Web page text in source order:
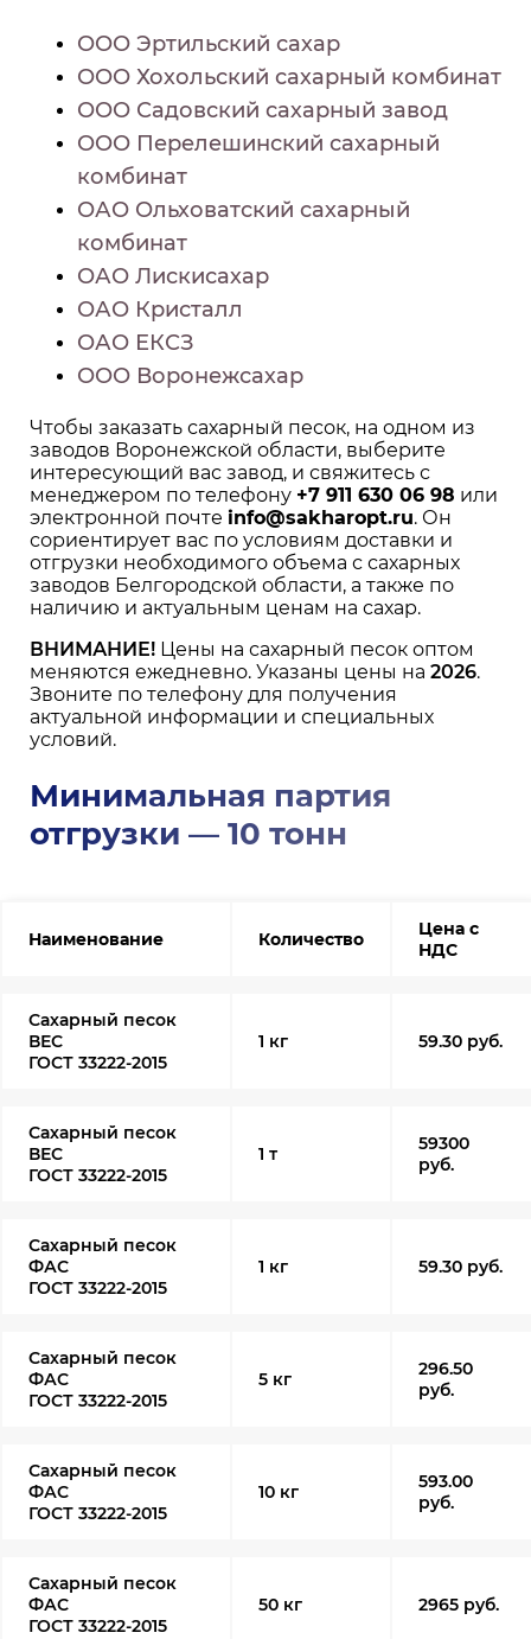
ООО Эртильский сахар
ООО Хохольский сахарный комбинат
ООО Садовский сахарный завод
ООО Перелешинский сахарный
комбинат
ОАО Ольховатский сахарный
комбинат
ОАО Лискисахар
ОАО Кристалл
ОАО ЕКСЗ
ООО Воронежсахар
Чтобы заказать сахарный песок, на одном из
заводов Воронежской области, выберите
интересующий вас завод, и свяжитесь с
менеджером по телефону +7 911 630 06 98 или
электронной почте info@sakharopt.ru. Он
сориентирует вас по условиям доставки и
отгрузки необходимого объема с сахарных
заводов Белгородской области, а также по
наличию и актуальным ценам на сахар.
ВНИМАНИЕ! Цены на сахарный песок оптом
меняются ежедневно. Указаны цены на 2026.
Звоните по телефону для получения
актуальной информации и специальных
условий.
Минимальная партия
отгрузки — 10 тонн
Наименование Количество
Цена с
НДС
Сахарный песок
ВЕС
ГОСТ 33222-2015
1 кг 59.30 руб.
Сахарный песок
ВЕС
ГОСТ 33222-2015
1 т
59300
руб.
Сахарный песок
ФАС
ГОСТ 33222-2015
1 кг 59.30 руб.
Сахарный песок
ФАС
ГОСТ 33222-2015
5 кг
296.50
руб.
Сахарный песок
ФАС
ГОСТ 33222-2015
10 кг
593.00
руб.
Сахарный песок
ФАС
ГОСТ 33222-2015
50 кг 2965 руб.